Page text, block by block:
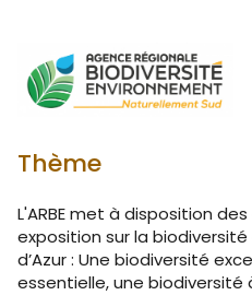
Thème
L'ARBE met à disposition
exposition sur la
d’Azur : Une biodiversité
essentielle, une biodiversité